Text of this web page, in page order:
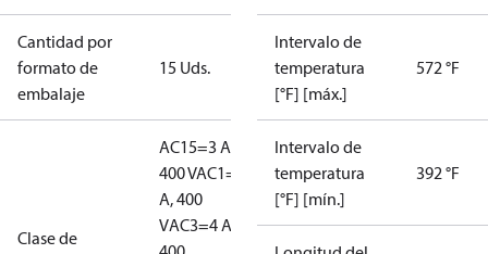
Cantidad por
formato de
embalaje
15 Uds.
Clase de
AC15=3 A,
400 VAC1=10
A, 400
VAC3=4 A,
Intervalo de
temperatura
[°F] [máx.]
572 °F
Intervalo de
temperatura
[°F] [mín.]
392 °F